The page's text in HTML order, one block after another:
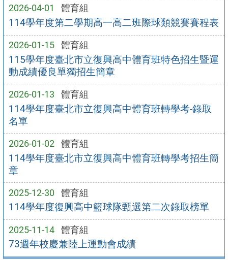
2026-04-01 體育組
114學年度第二學期高一高二班際球類競賽賽程表
2026-01-15 體育組
115學年度臺北市立復興高中體育班特色招生暨運
動成績優良單獨招生簡章
2026-01-13 體育組
114學年度臺北市立復興高中體育班轉學考-錄取
名單
2026-01-02 體育組
114學年度臺北市立復興高中體育班轉學考招生簡
章
2025-12-30 體育組
114學年度復興高中籃球隊甄選第二次錄取榜單
2025-11-14 體育組
73週年校慶兼陸上運動會成績